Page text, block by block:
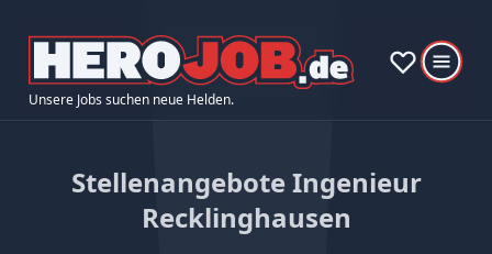
Unsere Jobs suchen neue Helden.
Stellenangebote Ingenieur
Recklinghausen